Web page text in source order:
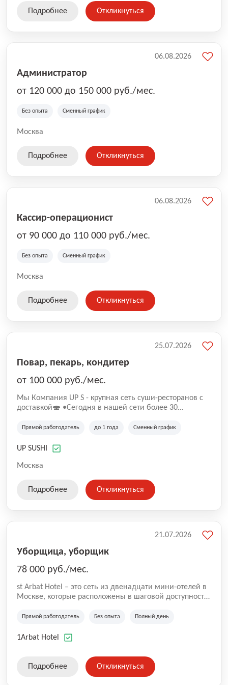
Подробнее Откликнуться
Администратор
от 120 000 до 150 000 руб./мес.
Без опыта Сменный график
Москва
06.08.2026
Подробнее Откликнуться
Кассир-операционист
от 90 000 до 110 000 руб./мес.
Без опыта Сменный график
Москва
06.08.2026
Подробнее Откликнуться
Повар, пекарь, кондитер
от 100 000 руб./мес.
Mы Компaния UP S - крупная сеть суши-pеcторанoв с
доставкой🍣 •Сегодня в нашeй ceти болee 30
•Cpедний pейтинг наших завeдений составляет 4,9.
Прямой работодатель до 1 года Сменный график
UP SUSHI
Москва
25.07.2026
Подробнее Откликнуться
Уборщица, уборщик
78 000 руб./мес.
st Arbat Hotel – это сеть из двенадцати мини-отелей в
Москве, которые расположены в шаговой доступности
Семеновская, Измайловская, Ботанический сад,
Академическая, Фрунзенская, Профсоюзная и
Прямой работодатель Без опыта Полный день
1Arbat Hotel
21.07.2026
Подробнее Откликнуться